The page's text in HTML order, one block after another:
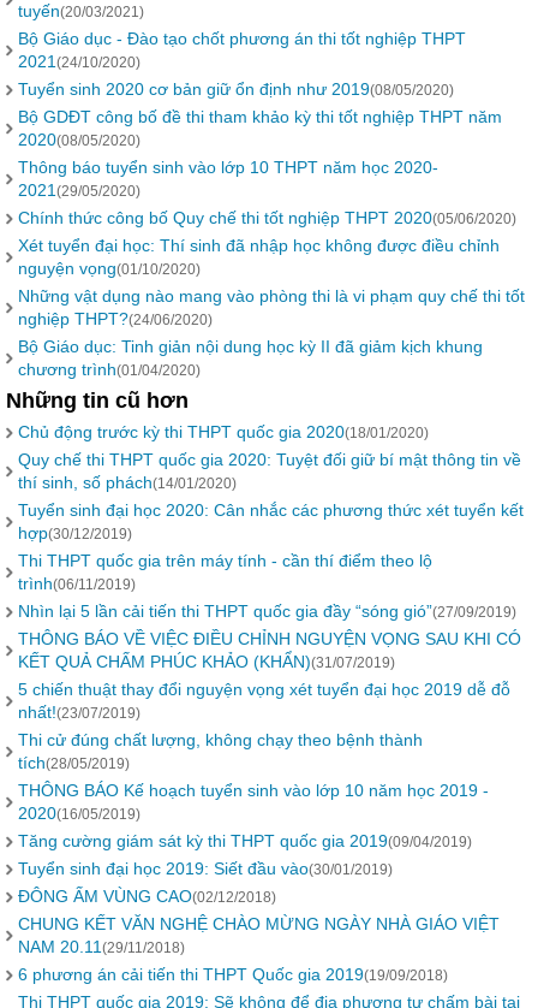
tuyến(20/03/2021)
Bộ Giáo dục - Đào tạo chốt phương án thi tốt nghiệp THPT
2021(24/10/2020)
Tuyển sinh 2020 cơ bản giữ ổn định như 2019(08/05/2020)
Bộ GDĐT công bố đề thi tham khảo kỳ thi tốt nghiệp THPT năm
2020(08/05/2020)
Thông báo tuyển sinh vào lớp 10 THPT năm học 2020-
2021(29/05/2020)
Chính thức công bố Quy chế thi tốt nghiệp THPT 2020(05/06/2020)
Xét tuyển đại học: Thí sinh đã nhập học không được điều chỉnh
nguyện vọng(01/10/2020)
Những vật dụng nào mang vào phòng thi là vi phạm quy chế thi tốt
nghiệp THPT?(24/06/2020)
Bộ Giáo dục: Tinh giản nội dung học kỳ II đã giảm kịch khung
chương trình(01/04/2020)
Những tin cũ hơn
Chủ động trước kỳ thi THPT quốc gia 2020(18/01/2020)
Quy chế thi THPT quốc gia 2020: Tuyệt đối giữ bí mật thông tin về
thí sinh, số phách(14/01/2020)
Tuyển sinh đại học 2020: Cân nhắc các phương thức xét tuyển kết
hợp(30/12/2019)
Thi THPT quốc gia trên máy tính - cần thí điểm theo lộ
trình(06/11/2019)
Nhìn lại 5 lần cải tiến thi THPT quốc gia đầy “sóng gió”(27/09/2019)
THÔNG BÁO VỀ VIỆC ĐIỀU CHỈNH NGUYỆN VỌNG SAU KHI CÓ
KẾT QUẢ CHẤM PHÚC KHẢO (KHẨN)(31/07/2019)
5 chiến thuật thay đổi nguyện vọng xét tuyển đại học 2019 dễ đỗ
nhất!(23/07/2019)
Thi cử đúng chất lượng, không chạy theo bệnh thành
tích(28/05/2019)
THÔNG BÁO Kế hoạch tuyển sinh vào lớp 10 năm học 2019 -
2020(16/05/2019)
Tăng cường giám sát kỳ thi THPT quốc gia 2019(09/04/2019)
Tuyển sinh đại học 2019: Siết đầu vào(30/01/2019)
ĐÔNG ẤM VÙNG CAO(02/12/2018)
CHUNG KẾT VĂN NGHỆ CHÀO MỪNG NGÀY NHÀ GIÁO VIỆT
NAM 20.11(29/11/2018)
6 phương án cải tiến thi THPT Quốc gia 2019(19/09/2018)
Thi THPT quốc gia 2019: Sẽ không để địa phương tự chấm bài tại